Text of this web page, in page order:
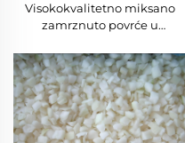
Visokokvalitetno miksano
zamrznuto povrće u
dobroj cijeni